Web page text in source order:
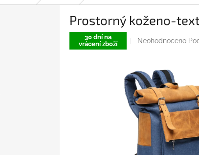
Prostorný koženo-
30 dní na
vrácení zboží
Průměrné
0,0
z
5
hvězdiček.
Neohodnoceno